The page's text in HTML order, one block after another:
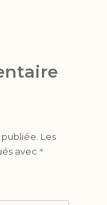
Les
avec *